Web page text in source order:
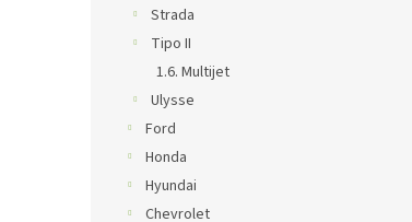
Strada
Tipo II
1.6. Multijet
Ulysse
Ford
Honda
Hyundai
Chevrolet